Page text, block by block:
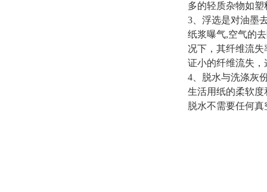
多的轻质杂物如
3、浮选是对油墨
纸浆曝气,空气的
况下，其纤维流
证小的纤维流失
4、脱水与洗涤灰
生活用纸的柔软
脱水不需要任何